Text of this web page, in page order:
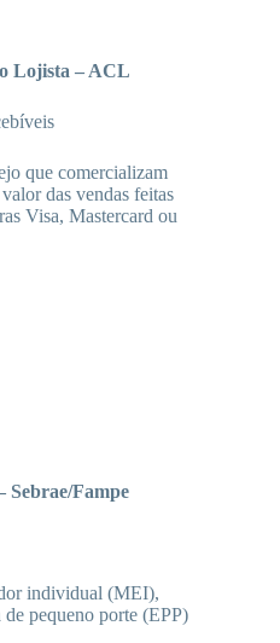
Lojista – ACL
que comercializam
das vendas feitas
Visa, Mastercard ou
Sebrae/Fampe
individual (MEI),
pequeno porte (EPP)